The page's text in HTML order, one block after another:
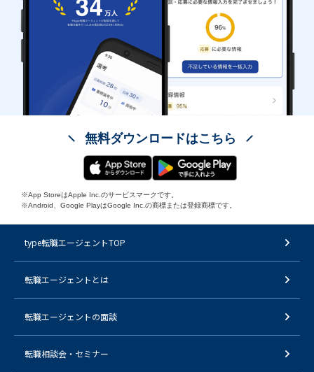
無料ダウンロードはこちら
※App StoreはApple Inc.のサービスマークです。
※Android、Google PlayはGoogle Inc.の商標または登録商標です。
type転職エージェントTOP
転職エージェントとは
転職エージェントの面談
転職相談会・セミナー